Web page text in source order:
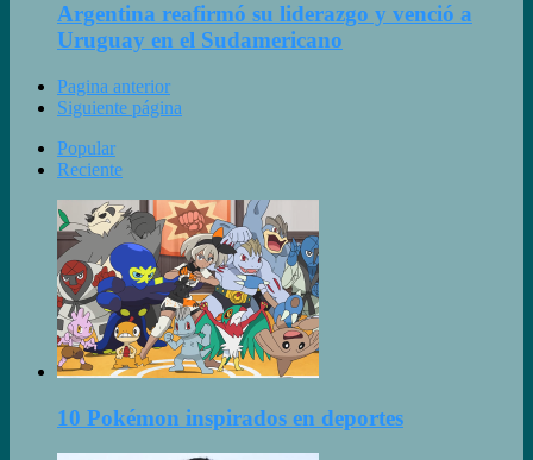
Argentina reafirmó su liderazgo y venció a
Uruguay en el Sudamericano
Pagina anterior
Siguiente página
Popular
Reciente
10 Pokémon inspirados en deportes